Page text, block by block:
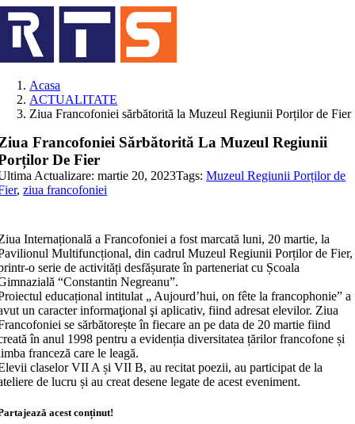
Skip
to
content
Acasa
ACTUALITATE
Ziua Francofoniei sărbătorită la Muzeul Regiunii Porților de Fier
Francofoniei Sărbătorită La Muzeul Regiunii
De Fier
Actualizare: martie 20, 2023Tags:Muzeul Regiunii Porților de
,ziua francofoniei
Internațională a Francofoniei a fost marcată luni, 20 martie, la
Multifuncțional, din cadrul Muzeul Regiunii Porților de Fier,
o serie de activități desfășurate în parteneriat cu Școala
“Constantin Negreanu”.
educațional intitulat „ Aujourd’hui, on fête la francophonie” a
un caracter informaţional şi aplicativ, fiind adresat elevilor. Ziua
se sărbătorește în fiecare an pe data de 20 martie fiind
în anul 1998 pentru a evidenția diversitatea țărilor francofone și
franceză care le leagă.
claselor VII A și VII B, au recitat poezii, au participat de la
de lucru și au creat desene legate de acest eveniment.
acest conținut!